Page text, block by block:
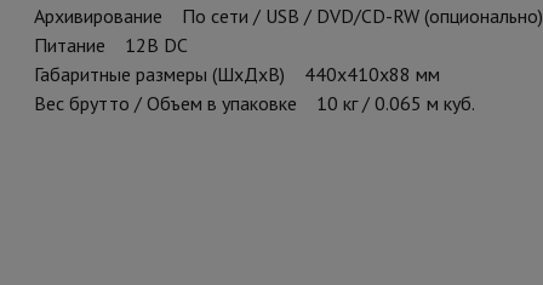
Архивирование По сети / USB / DVD/CD-RW (опционально)
Питание 12В DC
Габаритные размеры (ШхДхВ) 440x410x88 мм
Вес брутто / Объем в упаковке 10 кг / 0.065 м куб.